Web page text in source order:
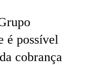
é possível
cobrança